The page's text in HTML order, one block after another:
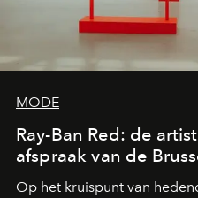
MODE
Ray-Ban Red: de
afspraak van de
Op het kruispunt van